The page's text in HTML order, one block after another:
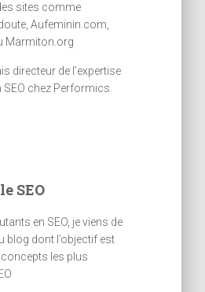
sites comme
Aufeminin.com,
Marmiton.org
directeur de l’expertise
SEO chez Performics.
SEO
en SEO, je viens de
blog dont l’objectif est
les plus